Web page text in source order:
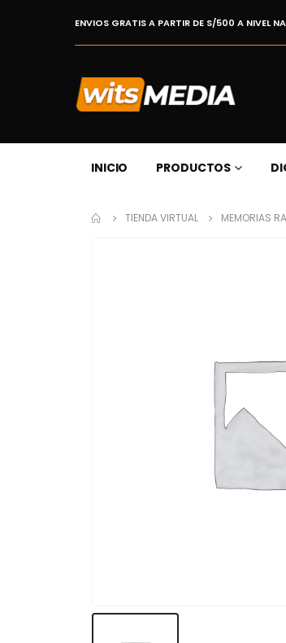
ENVIOS GRATIS A PARTIR DE S/500 A NIVEL
INICIO PRODUCTOS
TIENDA VIRTUAL MEMORIAS